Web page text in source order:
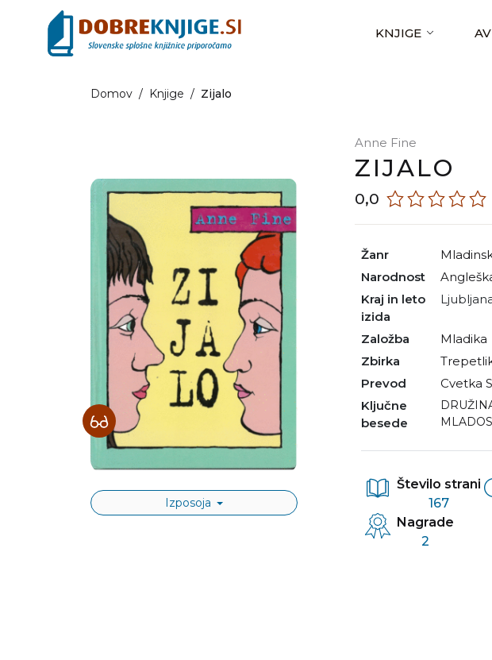
KNJIGE
Domov / Knjige / Zijalo
Izposoja
Anne Fine
ZIJALO
0,0
Žanr
Narodnost
Kraj in leto
izida
Založba
Mladika
Zbirka
Prevod
Cvetka
Ključne
besede
Število strani
167
Nagrade
2